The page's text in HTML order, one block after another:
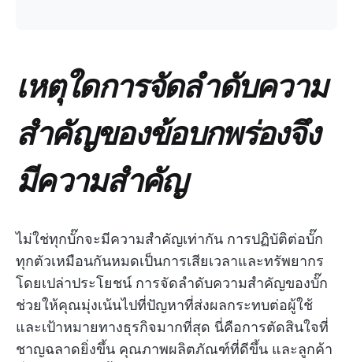
เหตุใดการจัดลำดับความ
สำคัญของข้อบกพร่องจึง
มีความสำคัญ
ไม่ใช่ทุกบั๊กจะมีความสำคัญเท่ากัน การปฏิบัติต่อบั๊ก
ทุกตัวเหมือนกันหมดเป็นการเสียเวลาและทรัพยากร
โดยเปล่าประโยชน์ การจัดลำดับความสำคัญของบั๊ก
ช่วยให้คุณมุ่งเน้นไปที่ปัญหาที่ส่งผลกระทบต่อผู้ใช้
และเป้าหมายทางธุรกิจมากที่สุด นี่คือการตัดสินใจที่
ชาญฉลาดยิ่งขึ้น คุณภาพผลิตภัณฑ์ที่ดีขึ้น และลูกค้า